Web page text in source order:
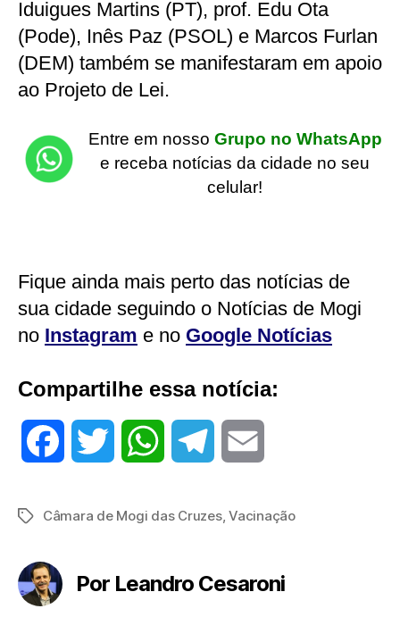
Iduigues Martins (PT), prof. Edu Ota
(Pode), Inês Paz (PSOL) e Marcos Furlan
(DEM) também se manifestaram em apoio
ao Projeto de Lei.
Entre em nosso Grupo no WhatsApp
e receba notícias da cidade no seu
celular!
Fique ainda mais perto das notícias de
sua cidade seguindo o Notícias de Mogi
no Instagram e no Google Notícias
Compartilhe essa notícia:
TagsCâmara de Mogi das Cruzes,Vacinação
Por Leandro Cesaroni